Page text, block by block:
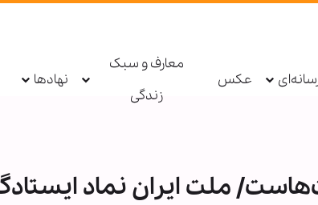
عکس
معارف و سبک
زندگی
نهادها
ملت ایران نماد